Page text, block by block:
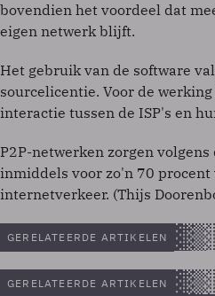
bovendien het voordeel dat
eigen netwerk blijft.
Het gebruik van de software
sourcelicentie. Voor de
interactie tussen de ISP's en
P2P-netwerken zorgen volgens
inmiddels voor zo'n 70
internetverkeer. (Thijs
GERELATEERDE ARTIKELEN
GERELATEERDE ARTIKELEN